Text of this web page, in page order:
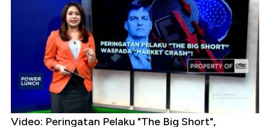
Video: Peringatan Pelaku "The Big Short",